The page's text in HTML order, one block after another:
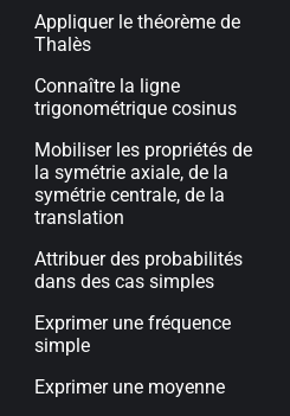
Appliquer le théorème de
Thalès
Connaître la ligne
trigonométrique cosinus
Mobiliser les propriétés de
la symétrie axiale, de la
symétrie centrale, de la
translation
Attribuer des probabilités
dans des cas simples
Exprimer une fréquence
simple
Exprimer une moyenne